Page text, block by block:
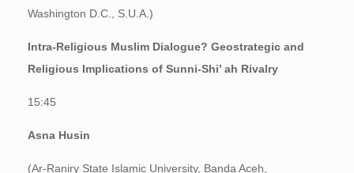
Washington D.C., S.U.A.)
Intra-Religious Muslim Dialogue? Geostrategic and
Religious Implications of Sunni-Shi’ ah Rivalry
15:45
Asna Husin
(Ar-Raniry State Islamic University, Banda Aceh,